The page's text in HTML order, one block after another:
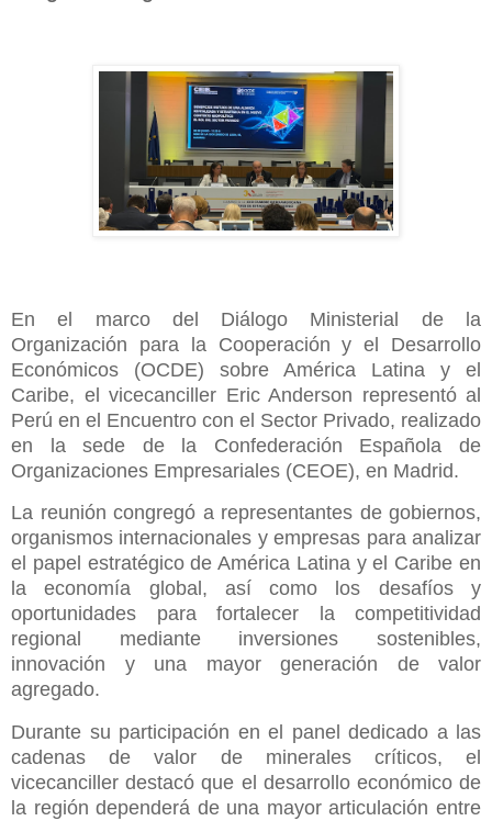
En el marco del Diálogo Ministerial de la
Organización para la Cooperación y el Desarrollo
Económicos (OCDE) sobre América Latina y el
Caribe, el vicecanciller Eric Anderson representó al
Perú en el Encuentro con el Sector Privado, realizado
en la sede de la Confederación Española de
Organizaciones Empresariales (CEOE), en Madrid.
La reunión congregó a representantes de gobiernos,
organismos internacionales y empresas para analizar
el papel estratégico de América Latina y el Caribe en
la economía global, así como los desafíos y
oportunidades para fortalecer la competitividad
regional mediante inversiones sostenibles,
innovación y una mayor generación de valor
agregado.
Durante su participación en el panel dedicado a las
cadenas de valor de minerales críticos, el
vicecanciller destacó que el desarrollo económico de
la región dependerá de una mayor articulación entre